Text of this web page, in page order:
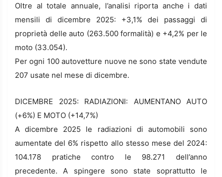
Oltre al totale annuale, l’analisi riporta anche i dati
mensili di dicembre 2025: +3,1% dei passaggi di
proprietà delle auto (263.500 formalità) e +4,2% per le
moto (33.054).
Per ogni 100 autovetture nuove ne sono state vendute
207 usate nel mese di dicembre.
DICEMBRE 2025: RADIAZIONI: AUMENTANO AUTO
(+6%) E MOTO (+14,7%)
A dicembre 2025 le radiazioni di automobili sono
aumentate del 6% rispetto allo stesso mese del 2024:
104.178 pratiche contro le 98.271 dell’anno
precedente. A spingere sono state soprattutto le